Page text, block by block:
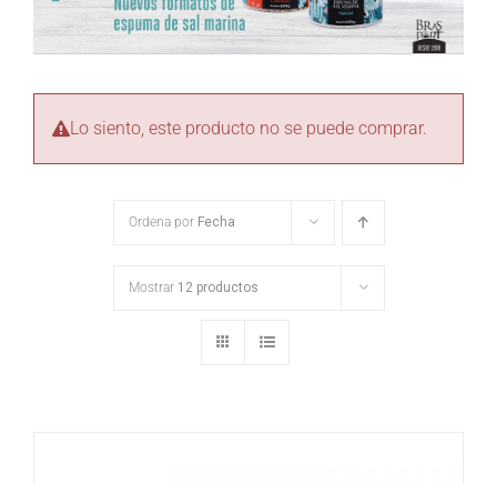
Lo siento, este producto no se puede comprar.
Ordena por Fecha
Mostrar 12 productos